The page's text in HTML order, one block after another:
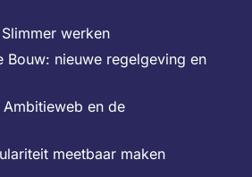
werken
Bouw: nieuwe regelgeving en
en de
meetbaar maken